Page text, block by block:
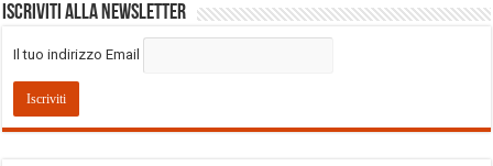
Iscriviti alla Newsletter
Il tuo indirizzo Email